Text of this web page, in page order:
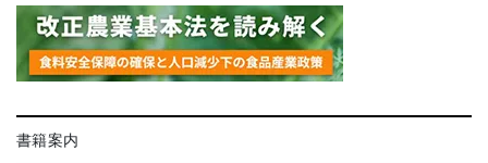
書籍案内